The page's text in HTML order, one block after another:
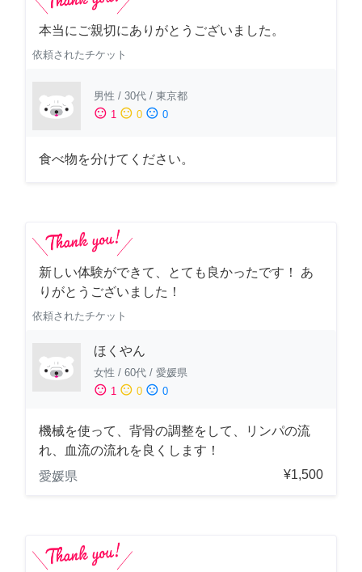
本当にご親切にありがとうございました。
依頼されたチケット
男性 / 30代 / 東京都
sentiment_satisfied 1 sentiment_neutral 0 sentiment_dissatisfied 0
食べ物を分けてください。
新しい体験ができて、とても良かったです！ あ
りがとうございました！
依頼されたチケット
ほくやん
女性 / 60代 / 愛媛県
sentiment_satisfied 1 sentiment_neutral 0 sentiment_dissatisfied 0
機械を使って、背骨の調整をして、リンパの流
れ、血流の流れを良くします！
愛媛県
¥1,500